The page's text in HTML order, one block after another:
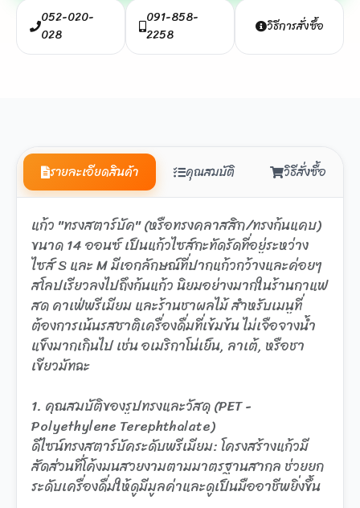
052-020-
028
091-858-
2258
วิธีการสั่งซื้อ
รายละเอียดสินค้า คุณสมบัติ วิธีสั่งซื้อ
แก้ว "ทรงสตาร์บัค" (หรือทรงคลาสสิก/ทรงก้นแคบ)
ขนาด 14 ออนซ์ เป็นแก้วไซส์กะทัดรัดที่อยู่ระหว่าง
ไซส์ S และ M มีเอกลักษณ์ที่ปากแก้วกว้างและค่อยๆ
สโลปเรียวลงไปถึงก้นแก้ว นิยมอย่างมากในร้านกาแฟ
สด คาเฟ่พรีเมียม และร้านชาผลไม้ สำหรับเมนูที่
ต้องการเน้นรสชาติเครื่องดื่มที่เข้มข้น ไม่เจือจางน้ำ
แข็งมากเกินไป เช่น อเมริกาโน่เย็น, ลาเต้, หรือชา
เขียวมัทฉะ
1. คุณสมบัติของรูปทรงและวัสดุ (PET -
Polyethylene Terephthalate)
ดีไซน์ทรงสตาร์บัคระดับพรีเมียม: โครงสร้างแก้วมี
สัดส่วนที่โค้งมนสวยงามตามมาตรฐานสากล ช่วยยก
ระดับเครื่องดื่มให้ดูมีมูลค่าและดูเป็นมืออาชีพยิ่งขึ้น